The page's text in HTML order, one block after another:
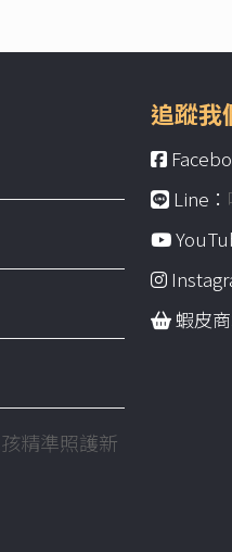
精準照護新
追蹤我
Line：
蝦皮商